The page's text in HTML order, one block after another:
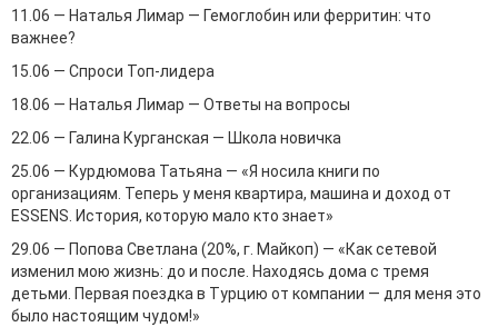
11.06 — Наталья Лимар — Гемоглобин или ферритин: что
важнее?
15.06 — Спроси Топ-лидера
18.06 — Наталья Лимар — Ответы на вопросы
22.06 — Галина Курганская — Школа новичка
25.06 — Курдюмова Татьяна — «Я носила книги по
организациям. Теперь у меня квартира, машина и доход от
ESSENS. История, которую мало кто знает»
29.06 — Попова Светлана (20%, г. Майкоп) — «Как сетевой
изменил мою жизнь: до и после. Находясь дома с тремя
детьми. Первая поездка в Турцию от компании — для меня это
было настоящим чудом!»